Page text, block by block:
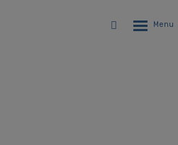
Vyhledávání